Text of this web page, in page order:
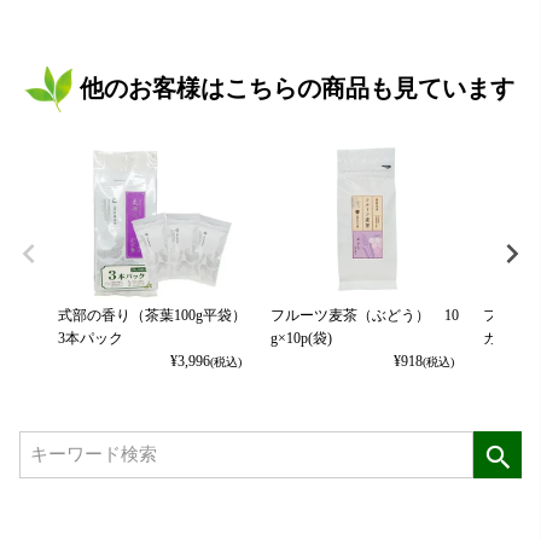
他のお客様はこちらの商品も見ています
式部の香り（茶葉100g平袋）
3本パック
¥3,996(税込)
フルーツ麦茶（ぶどう） 10
g×10p(袋)
¥918(税込)
フルー
カット